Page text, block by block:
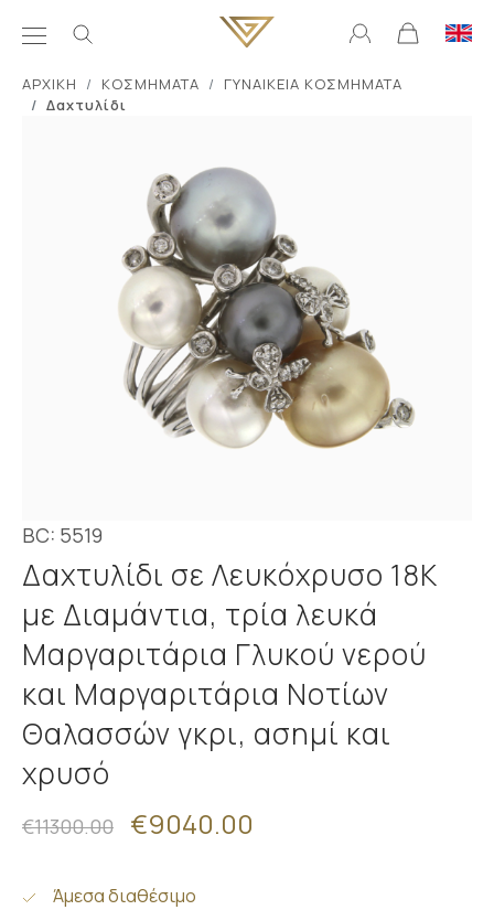
ΑΡΧΙΚΗ ΚΟΣΜΗΜΑΤΑ
ΓΥΝΑΙΚΕΙΑ ΚΟΣΜΗΜΑΤΑ
Δαχτυλίδι
BC: 5519
Δαχτυλίδι σε Λευκόχρυσο 18K
με Διαμάντια, τρία λευκά
Μαργαριτάρια Γλυκού νερού
και Μαργαριτάρια Νοτίων
Θαλασσών γκρι, ασημί και
χρυσό
€11300.00 €9040.00
Άμεσα διαθέσιμο